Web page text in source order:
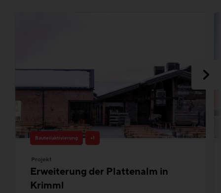
Bauteilaktivierung +1
Projekt
Erweiterung der Plattenalm in
Krimml